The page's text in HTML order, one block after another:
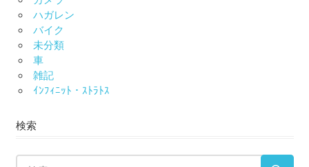
ハガレン
バイク
未分類
車
雑記
ｲﾝﾌｨﾆｯﾄ・ｽﾄﾗﾄｽ
検索